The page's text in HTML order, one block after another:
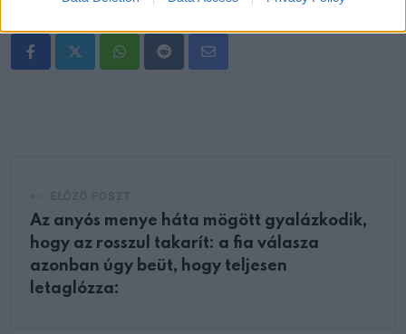
Oszd meg ezt a posztot:
WhatsappRedditShare
Az anyós menye háta mögött gyalázkodik,
hogy az rosszul takarít: a fia válasza
azonban úgy beüt, hogy teljesen
letaglózza: